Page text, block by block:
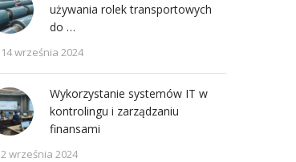
używania rolek transportowych
do …
14 września 2024
Wykorzystanie systemów IT w
kontrolingu i zarządzaniu
finansami
2 września 2024